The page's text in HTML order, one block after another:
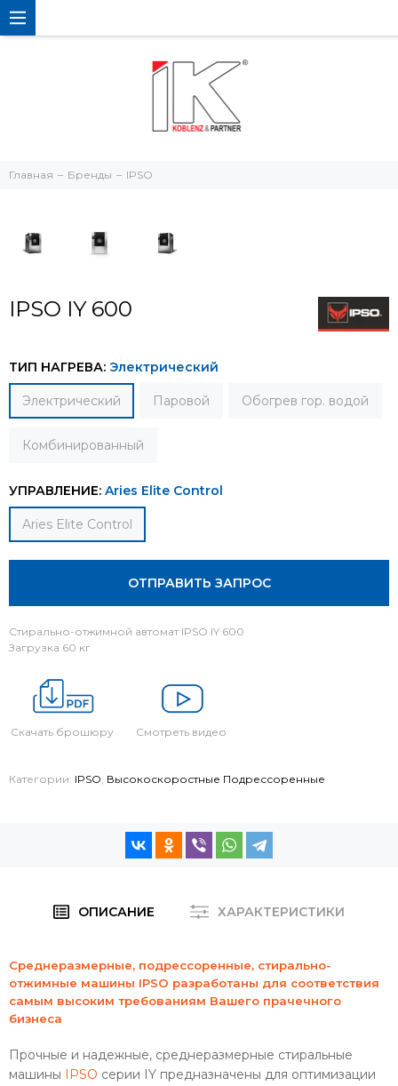
Главная Бренды IPSO
IPSO IY 600
ТИП НАГРЕВА: Электрический
Электрический Паровой Обогрев гор. водой
Комбинированный
УПРАВЛЕНИЕ: Aries Elite Control
Aries Elite Control
ОТПРАВИТЬ ЗАПРОС
Стирально-отжимной автомат IPSO IY 600
Загрузка 60 кг
Скачать брошюру Смотреть видео
Категории: IPSO Высокоскоростные Подрессоренные
ОПИСАНИЕ ХАРАКТЕРИСТИКИ
Cреднеразмерные, подрессоренные, стирально-
отжимные машины IPSO разработаны для соответствия
самым высоким требованиям Вашего прачечного
бизнеса
Прочные и надежные, среднеразмерные стиральные
машины IPSO серии IY предназначены для оптимизации